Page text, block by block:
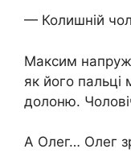
— Колишній
Максим
як його пальці
долоню.
А Олег… Олег